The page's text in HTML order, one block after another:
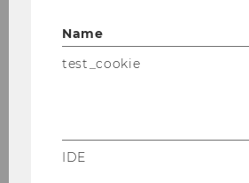
· Planung und Durchführung
den Servicebereichen der
· Mitarbeit an diversen Service
angeboten der Bibliothek wie
von
Ihr Pro­fil:
· Analytisches
Name
test_cookie
IDE